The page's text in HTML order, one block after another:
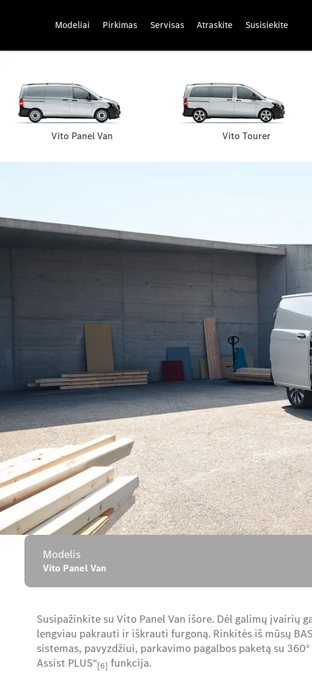
Modeliai Pirkimas Servisas Atraskite Susisiekite
Vito Panel Van Vito Tourer
Modelis
Vito Panel Van
Susipažinkite su Vito Panel Van išore. Dėl galimų įvairių
lengviau pakrauti ir iškrauti furgoną. Rinkitės iš mūsų
sistemas, pavyzdžiui, parkavimo pagalbos paketą su
Assist PLUS“[6] funkcija.